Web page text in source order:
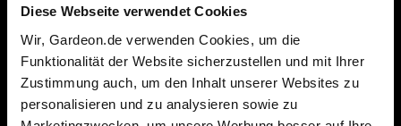
Diese Webseite verwendet Cookies
Wir, Gardeon.de verwenden Cookies, um die
Funktionalität der Website sicherzustellen und mit Ihrer
Zustimmung auch, um den Inhalt unserer Websites zu
personalisieren und zu analysieren sowie zu
+49 40 46 89 86 22
Mo–Fri | 7:30–17:00
shop@gardeon.de